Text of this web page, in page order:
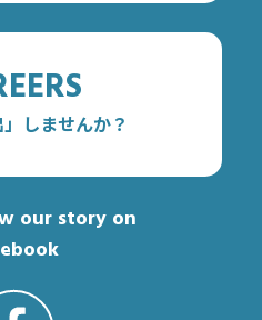
しませんか？
our story on